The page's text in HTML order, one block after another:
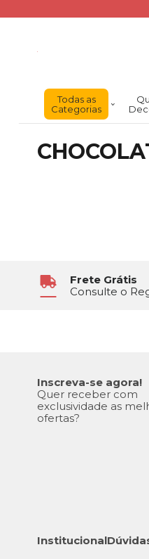
Todas as
Categorias
Frete Grátis
Consulte o
Inscreva-se agora!
Quer receber com
exclusividade as
ofertas?
Institucional